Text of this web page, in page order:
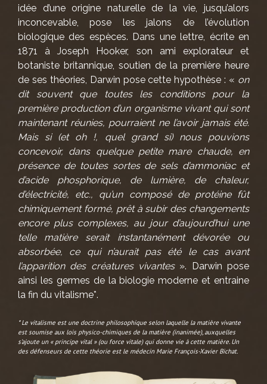
idée d’une origine naturelle de la vie, jusqu’alors
inconcevable, pose les jalons de l’évolution
biologique des espèces. Dans une lettre, écrite en
1871 à Joseph Hooker, son ami explorateur et
botaniste britannique, soutien de la première heure
de ses théories, Darwin pose cette hypothèse : « on
dit souvent que toutes les conditions pour la
première production d’un organisme vivant qui sont
maintenant réunies, pourraient ne l’avoir jamais été.
Mais si (et oh !, quel grand si) nous pouvions
concevoir, dans quelque petite mare chaude, en
présence de toutes sortes de sels d’ammoniac et
d’acide phosphorique, de lumière, de chaleur,
d’électricité, etc., qu’un composé de protéine fût
chimiquement formé, prêt à subir des changements
encore plus complexes, au jour d’aujourd’hui une
telle matière serait instantanément dévorée ou
absorbée, ce qui n’aurait pas été le cas avant
l’apparition des créatures vivantes». Darwin pose
ainsi les germes de la biologie moderne et entraine
la fin du vitalisme*.
* Le vitalisme est une doctrine philosophique selon laquelle la matière vivante
est soumise aux lois physico-chimiques de la matière (inanimée), auxquelles
s’ajoute un « principe vital » (ou force vitale) qui donne vie à cette matière. Un
des défenseurs de cette théorie est le médecin Marie François-Xavier Bichat.